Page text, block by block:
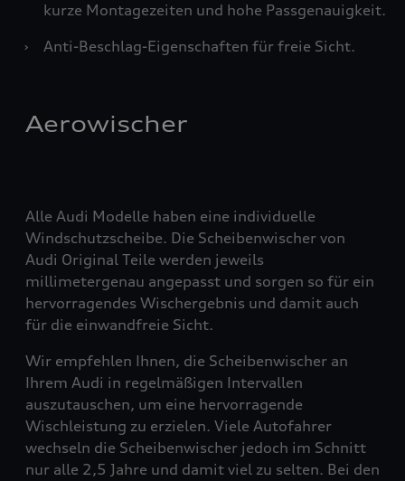
kurze Montagezeiten und hohe Passgenauigkeit.
›
Anti-Beschlag-Eigenschaften für freie Sicht.
Aerowischer
Alle Audi Modelle haben eine individuelle
Windschutzscheibe. Die Scheibenwischer von
Audi Original Teile werden jeweils
millimetergenau angepasst und sorgen so für ein
hervorragendes Wischergebnis und damit auch
für die einwandfreie Sicht.
Wir empfehlen Ihnen, die Scheibenwischer an
Ihrem Audi in regelmäßigen Intervallen
auszutauschen, um eine hervorragende
Wischleistung zu erzielen. Viele Autofahrer
wechseln die Scheibenwischer jedoch im Schnitt
nur alle 2,5 Jahre und damit viel zu selten. Bei den